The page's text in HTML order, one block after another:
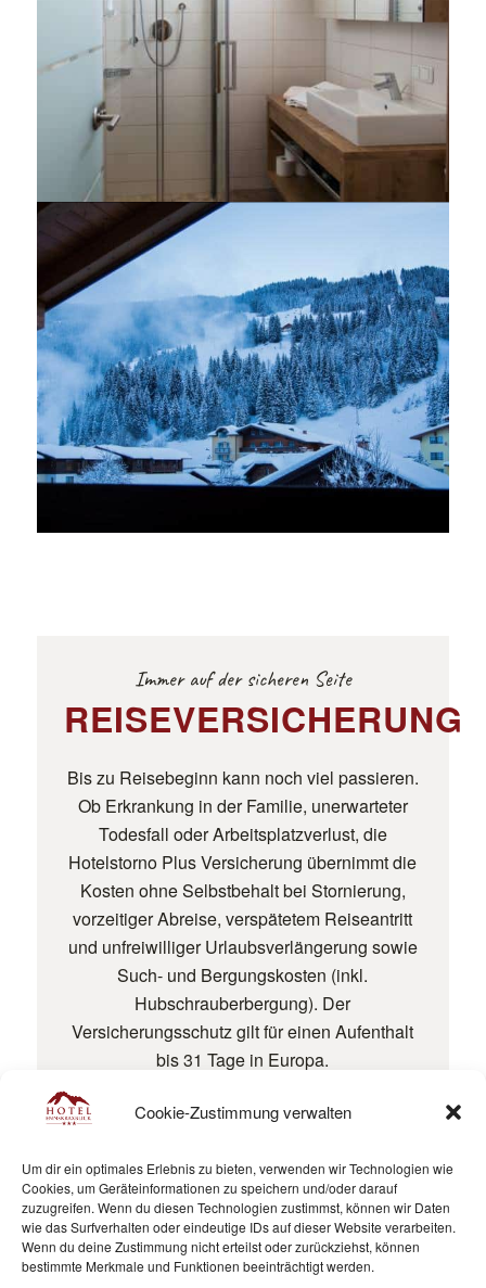
Cookie-Zustimmung verwalten
Um dir ein optimales Erlebnis zu bieten, verwenden wir Technologien wie
Cookies, um Geräteinformationen zu speichern und/oder darauf
zuzugreifen. Wenn du diesen Technologien zustimmst, können wir Daten
wie das Surfverhalten oder eindeutige IDs auf dieser Website verarbeiten.
Wenn du deine Zustimmung nicht erteilst oder zurückziehst, können
bestimmte Merkmale und Funktionen beeinträchtigt werden.
Immer auf der sicheren Seite
REISEVERSICHERUNG
Bis zu Reisebeginn kann noch viel passieren.
Ob Erkrankung in der Familie, unerwarteter
Todesfall oder Arbeitsplatzverlust, die
Hotelstorno Plus Versicherung übernimmt die
Kosten ohne Selbstbehalt bei Stornierung,
vorzeitiger Abreise, verspätetem Reiseantritt
und unfreiwilliger Urlaubsverlängerung sowie
Such- und Bergungskosten (inkl.
Hubschrauberbergung). Der
Versicherungsschutz gilt für einen Aufenthalt
bis 31 Tage in Europa.
Stornodeckung auch bei
COVID-19-
Mehr erfahren und buchen